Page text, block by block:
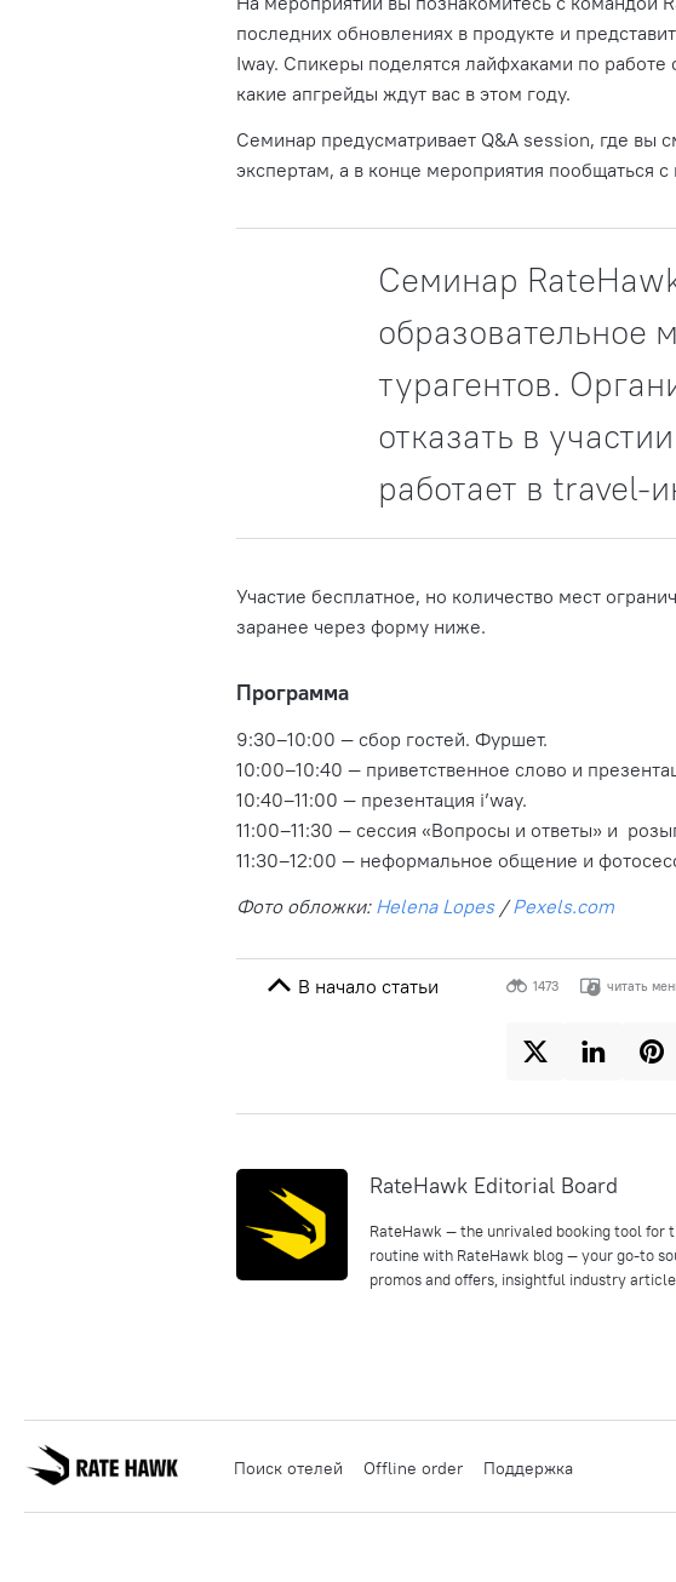
последних обновлениях в продукте и
Iway. Спикеры поделятся лайфхаками по работе
какие апгрейды ждут вас в этом году.
Семинар предусматривает Q&A session, где вы
экспертам, а в конце мероприятия пообщаться
Семинар
образовательное
турагентов.
отказать в
работает в travel-
Участие бесплатное, но количество мест
заранее через форму ниже.
Программа
9:30–10:00 — сбор гостей. Фуршет.
10:00–10:40 — приветственное слово и
10:40–11:00 — презентация i’way.
11:00–11:30 — сессия «Вопросы и ответы» и
11:30–12:00 — неформальное общение и
Фото обложки: Helena Lopes/Pexels.com
В начало статьи 1473 читать
RateHawk Editorial Board
RateHawk — the unrivaled booking tool for
routine with RateHawk blog — your go-to
promos and offers, insightful industry
Поиск отелей Offline order Поддержка